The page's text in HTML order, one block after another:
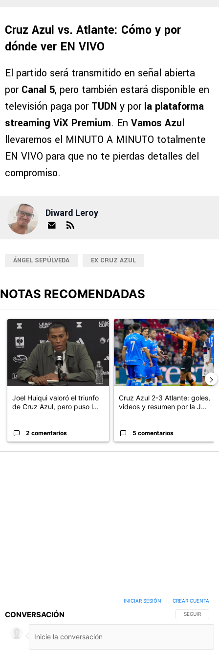
Cruz Azul vs. Atlante: Cómo y por
dónde ver EN VIVO
El partido será transmitido en señal abierta
por Canal 5, pero también estará disponible en
televisión paga por TUDN y por la plataforma
streaming ViX Premium. En Vamos Azul
llevaremos el MINUTO A MINUTO totalmente
EN VIVO para que no te pierdas detalles del
compromiso.
Diward Leroy
ÁNGEL SEPÚLVEDA EX CRUZ AZUL
NOTAS RECOMENDADAS
PUBLICIDAD
Un artículo de tendencia con el título "Joel Huiqui valoró el
Joel Huiqui valoró el triunfo
de Cruz Azul, pero puso l...
2 comentarios
Un artículo de tendencia con el
Cruz Azul 2-3 Atlante: goles,
videos y resumen por la J...
5 comentarios
CONVERSACIÓN SIGA ESTA
SEGUIR
INICIAR SESIÓN CREAR CUENTA